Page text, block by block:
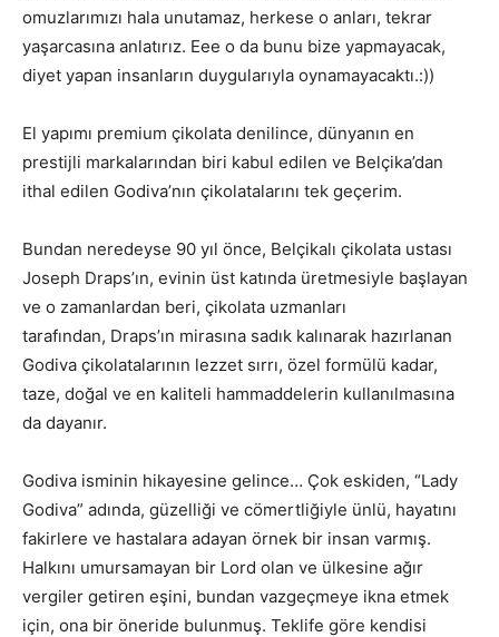
omuzlarımızı hala unutamaz, herkese o anları, tekrar
yaşarcasına anlatırız. Eee o da bunu bize yapmayacak,
diyet yapan insanların duygularıyla oynamayacaktı.:))
El yapımı premium çikolata denilince, dünyanın en
prestijli markalarından biri kabul edilen ve Belçika’dan
ithal edilen Godiva’nın çikolatalarını tek geçerim.
Bundan neredeyse 90 yıl önce, Belçikalı çikolata ustası
Joseph Draps’ın, evinin üst katında üretmesiyle başlayan
ve o zamanlardan beri, çikolata uzmanları
tarafından, Draps’ın mirasına sadık kalınarak hazırlanan
Godiva çikolatalarının lezzet sırrı, özel formülü kadar,
taze, doğal ve en kaliteli hammaddelerin kullanılmasına
da dayanır.
Godiva isminin hikayesine gelince… Çok eskiden, “Lady
Godiva” adında, güzelliği ve cömertliğiyle ünlü, hayatını
fakirlere ve hastalara adayan örnek bir insan varmış.
Halkını umursamayan bir Lord olan ve ülkesine ağır
vergiler getiren eşini, bundan vazgeçmeye ikna etmek
için, ona bir öneride bulunmuş. Teklife göre kendisi